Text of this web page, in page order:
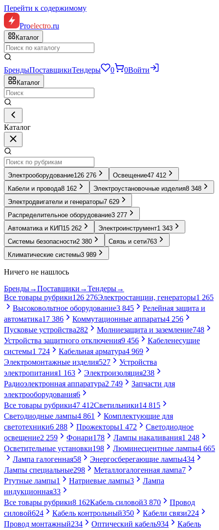
Перейти к содержимому
Proelectro.ru
Каталог
БрендыПоставщикиТендеры 0 0Войти
Каталог
Каталог
Электрооборудование126 276 Освещение47 412
Кабели и провода8 162 Электроустановочные изделия8 348
Электродвигатели и генераторы7 629
Распределительное оборудование3 277
Автоматика и КИП 15 262 Электроинструмент1 343
Системы безопасности2 380 Связь и сети763
Климатические системы3 989
Ничего не нашлось
Бренды→Поставщики →Тендеры→
Все товары рубрики126 276Электростанции, генераторы1 265
Высоковольтное оборудование3 845
Релейная защита и
автоматика17 386 Коммутационные аппараты4 256
Пусковые устройства282 Молниезащита и заземление748
Устройства защитного отключения9 456
Кабеленесущие
системы1 724 Кабельная арматура4 969
Электромонтажные изделия527
Устройства
электропитания1 163 Электроизоляция238
Радиоэлектронная аппаратура2 749
Запчасти для
электрооборудования6
Все товары рубрики47 412Светильники14 815
Светодиодные лампы4 861
Комплектующие для
светотехники6 288 Прожекторы1 472
Светодиодное
освещение2 259 Фонари178 Лампы накаливания1 248
Осветительные установки198 Люминесцентные лампы4 665
Лампа галогенная58 Энергосберегающие лампы434
Лампы специальные298 Металлогалогенная лампа7
Ртутные лампы1 Натриевые лампы3
Лампа
индукционная33
Все товары рубрики8 162Кабель силовой3 870
Провод
силовой624 Кабель контрольный350 Кабели связи224
Провод монтажный234 Оптический кабель934
Кабель